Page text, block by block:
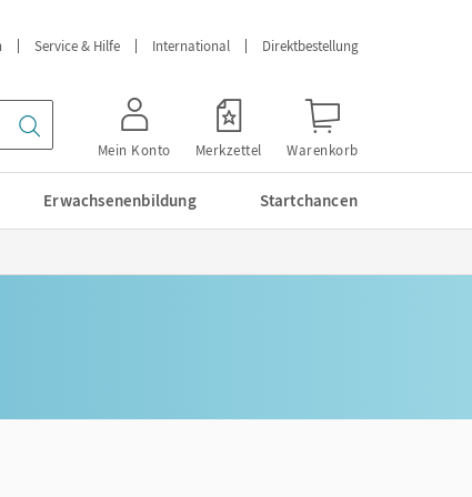
Service & Hilfe International Direktbestellung
Mein Konto Merkzettel Warenkorb
Erwachsenenbildung Startchancen